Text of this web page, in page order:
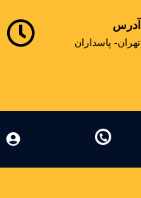
آدرس
تهران- پاسداران